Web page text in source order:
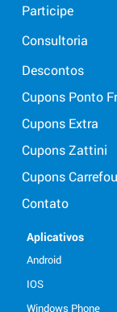
Participe
Consultoria
Descontos
Cupons Ponto
Cupons Extra
Cupons Zattini
Cupons
Contato
Aplicativos
Android
IOS
Windows Phone